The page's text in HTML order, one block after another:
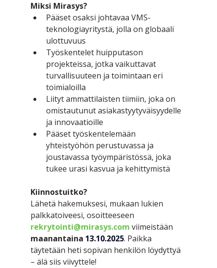
Miksi Mirasys?
Pääset osaksi johtavaa VMS-
teknologiayritystä, jolla on globaali
ulottuvuus
Työskentelet huipputason
projekteissa, jotka vaikuttavat
turvallisuuteen ja toimintaan eri
toimialoilla
Liityt ammattilaisten tiimiin, joka on
omistautunut asiakastyytyväisyydelle
ja innovaatioille
Pääset työskentelemään
yhteistyöhön perustuvassa ja
joustavassa työympäristössä, joka
tukee urasi kasvua ja kehittymistä
Kiinnostuitko?
Lähetä hakemuksesi, mukaan lukien
palkkatoiveesi, osoitteeseen
rekrytointi@mirasys.com viimeistään
maanantaina 13.10.2025. Paikka
täytetään heti sopivan henkilön löydyttyä
– älä siis viivyttele!